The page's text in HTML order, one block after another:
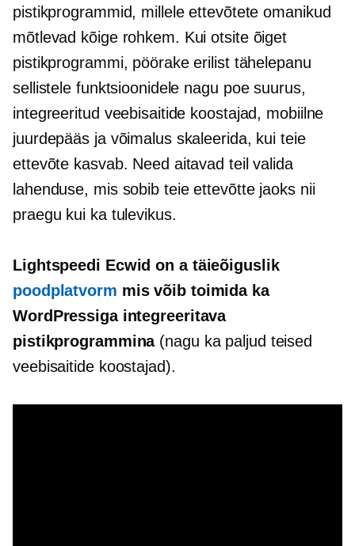
pistikprogrammid, millele ettevõtete omanikud
mõtlevad kõige rohkem. Kui otsite õiget
pistikprogrammi, pöörake erilist tähelepanu
sellistele funktsioonidele nagu poe suurus,
integreeritud veebisaitide koostajad, mobiilne
juurdepääs ja võimalus skaleerida, kui teie
ettevõte kasvab. Need aitavad teil valida
lahenduse, mis sobib teie ettevõtte jaoks nii
praegu kui ka tulevikus.
Lightspeedi Ecwid on a täieõiguslik
poodplatvorm mis võib toimida ka
WordPressiga integreeritava
pistikprogrammina(nagu ka paljud teised
veebisaitide koostajad).